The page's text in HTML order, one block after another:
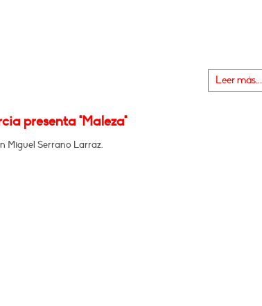
Leer más...
presenta "Maleza"
Miguel Serrano Larraz.